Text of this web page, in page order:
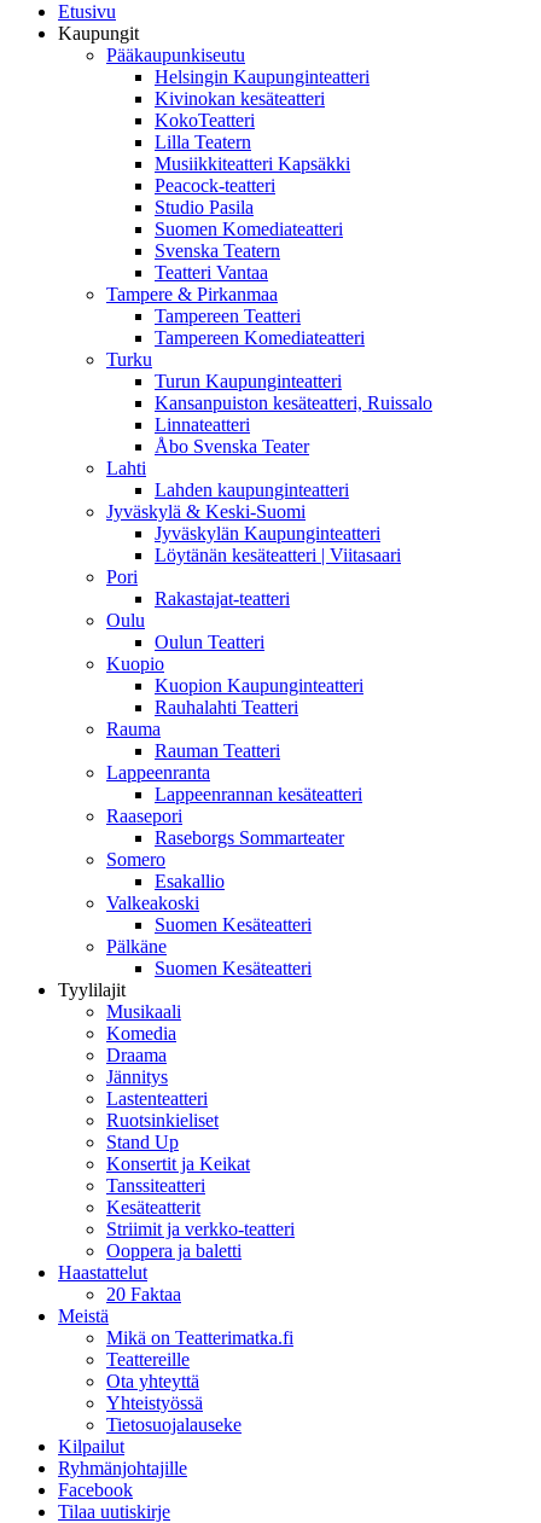
Etusivu
Kaupungit
Pääkaupunkiseutu
Helsingin Kaupunginteatteri
Kivinokan kesäteatteri
KokoTeatteri
Lilla Teatern
Musiikkiteatteri Kapsäkki
Peacock-teatteri
Studio Pasila
Suomen Komediateatteri
Svenska Teatern
Teatteri Vantaa
Tampere & Pirkanmaa
Tampereen Teatteri
Tampereen Komediateatteri
Turku
Turun Kaupunginteatteri
Kansanpuiston kesäteatteri, Ruissalo
Linnateatteri
Åbo Svenska Teater
Lahti
Lahden kaupunginteatteri
Jyväskylä & Keski-Suomi
Jyväskylän Kaupunginteatteri
Löytänän kesäteatteri | Viitasaari
Pori
Rakastajat-teatteri
Oulu
Oulun Teatteri
Kuopio
Kuopion Kaupunginteatteri
Rauhalahti Teatteri
Rauma
Rauman Teatteri
Lappeenranta
Lappeenrannan kesäteatteri
Raasepori
Raseborgs Sommarteater
Somero
Esakallio
Valkeakoski
Suomen Kesäteatteri
Pälkäne
Suomen Kesäteatteri
Tyylilajit
Musikaali
Komedia
Draama
Jännitys
Lastenteatteri
Ruotsinkieliset
Stand Up
Konsertit ja Keikat
Tanssiteatteri
Kesäteatterit
Striimit ja verkko-teatteri
Ooppera ja baletti
Haastattelut
20 Faktaa
Meistä
Mikä on Teatterimatka.fi
Teattereille
Ota yhteyttä
Yhteistyössä
Tietosuojalauseke
Kilpailut
Ryhmänjohtajille
Facebook
Tilaa uutiskirje